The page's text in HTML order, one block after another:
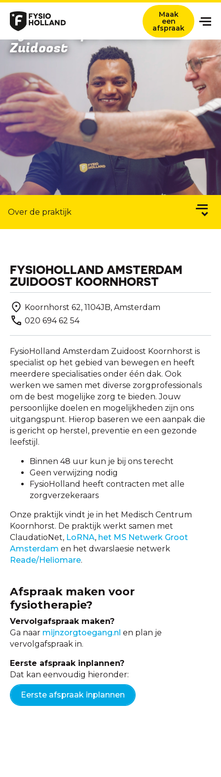
Onze zorg
Locaties
Nieuws en ervaringsverhalen
Over ons
Werken bij
Contact
Verwijzers
Zoeken titel
Maak
een
afspraak
Fysiotherapie Amsterdam
Zuidoost
Over de praktijk
FYSIOHOLLAND AMSTERDAM
ZUIDOOST KOORNHORST
Koornhorst 62, 1104JB, Amsterdam
020 694 62 54
FysioHolland Amsterdam Zuidoost Koornhorst is
specialist op het gebied van bewegen en heeft
meerdere specialisaties onder één dak. Ook
werken we samen met diverse zorgprofessionals
om de best mogelijke zorg te bieden. Jouw
persoonlijke doelen en mogelijkheden zijn ons
uitgangspunt. Hierop baseren we een aanpak die
is gericht op herstel, preventie en een gezonde
leefstijl.
Binnen 48 uur kun je bij ons terecht
Geen verwijzing nodig
FysioHolland heeft contracten met alle
zorgverzekeraars
Onze praktijk vindt je in het Medisch Centrum
Koornhorst. De praktijk werkt samen met
ClaudatioNet, LoRNA, het MS Netwerk Groot
Amsterdam en het dwarslaesie netwerk
Reade/Heliomare.
Afspraak maken voor
fysiotherapie?
Vervolgafspraak maken?
Ga naar mijnzorgtoegang.nl en plan je
vervolgafspraak in.
Eerste afspraak inplannen?
Dat kan eenvoudig hieronder:
Eerste afspraak inplannen